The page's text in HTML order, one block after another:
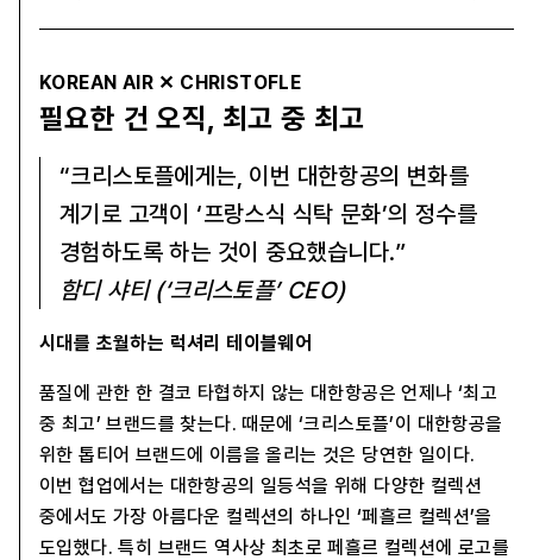
KOREAN AIR ✕ CHRISTOFLE
필요한 건 오직, 최고 중 최고
“크리스토플에게는, 이번 대한항공의 변화를
계기로 고객이 ‘프랑스식 식탁 문화’의 정수를
경험하도록 하는 것이 중요했습니다.”
함디 샤티 (‘크리스토플’ CEO)
시대를 초월하는 럭셔리 테이블웨어
품질에 관한 한 결코 타협하지 않는 대한항공은 언제나 ‘최고
중 최고’ 브랜드를 찾는다. 때문에 ‘크리스토플’이 대한항공을
위한 톱티어 브랜드에 이름을 올리는 것은 당연한 일이다.
이번 협업에서는 대한항공의 일등석을 위해 다양한 컬렉션
중에서도 가장 아름다운 컬렉션의 하나인 ‘페흘르 컬렉션’을
도입했다. 특히 브랜드 역사상 최초로 페흘르 컬렉션에 로고를